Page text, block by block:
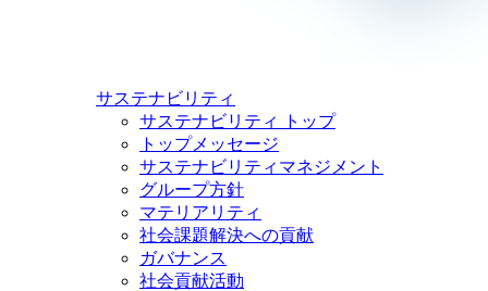
サステナビリティ
サステナビリティ トップ
トップメッセージ
サステナビリティマネジメント
グループ方針
マテリアリティ
社会課題解決への貢献
ガバナンス
社会貢献活動